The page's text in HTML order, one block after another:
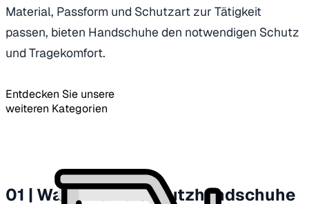
Material, Passform und Schutzart zur Tätigkeit
passen, bieten Handschuhe den notwendigen Schutz
und Tragekomfort.
01 | Warum sind Schutzhandschuhe
Entdecken Sie unsere
weiteren Kategorien